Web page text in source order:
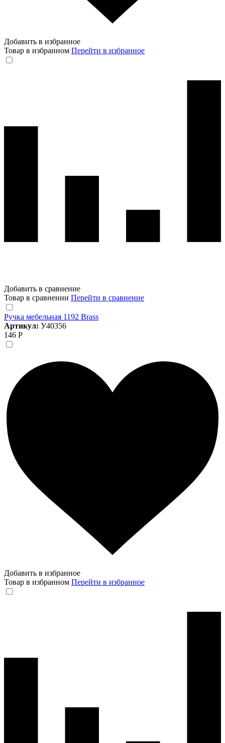
Добавить в избранное
Товар в избранном Перейти в избранное
Добавить в сравнение
Товар в сравнении Перейти в сравнение
Ручка мебельная 1192 Brass
Артикул: У40356
146 Р
Добавить в избранное
Товар в избранном Перейти в избранное